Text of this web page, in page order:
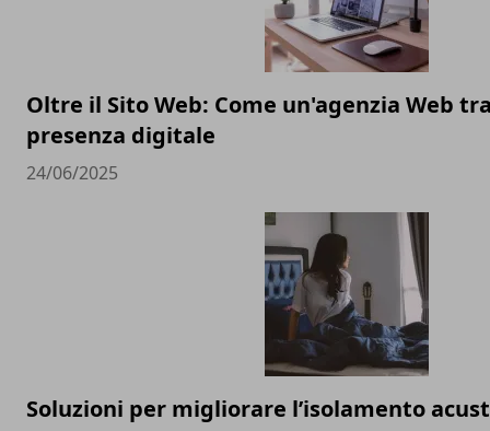
Oltre il Sito Web: Come un'agenzia Web
presenza digitale
24/06/2025
Soluzioni per migliorare l’isolamento